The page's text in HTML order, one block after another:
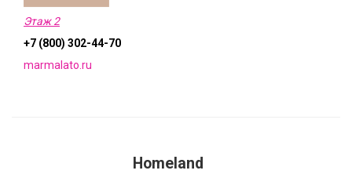
Этаж 2
+7 (800) 302-44-70
marmalato.ru
Homeland